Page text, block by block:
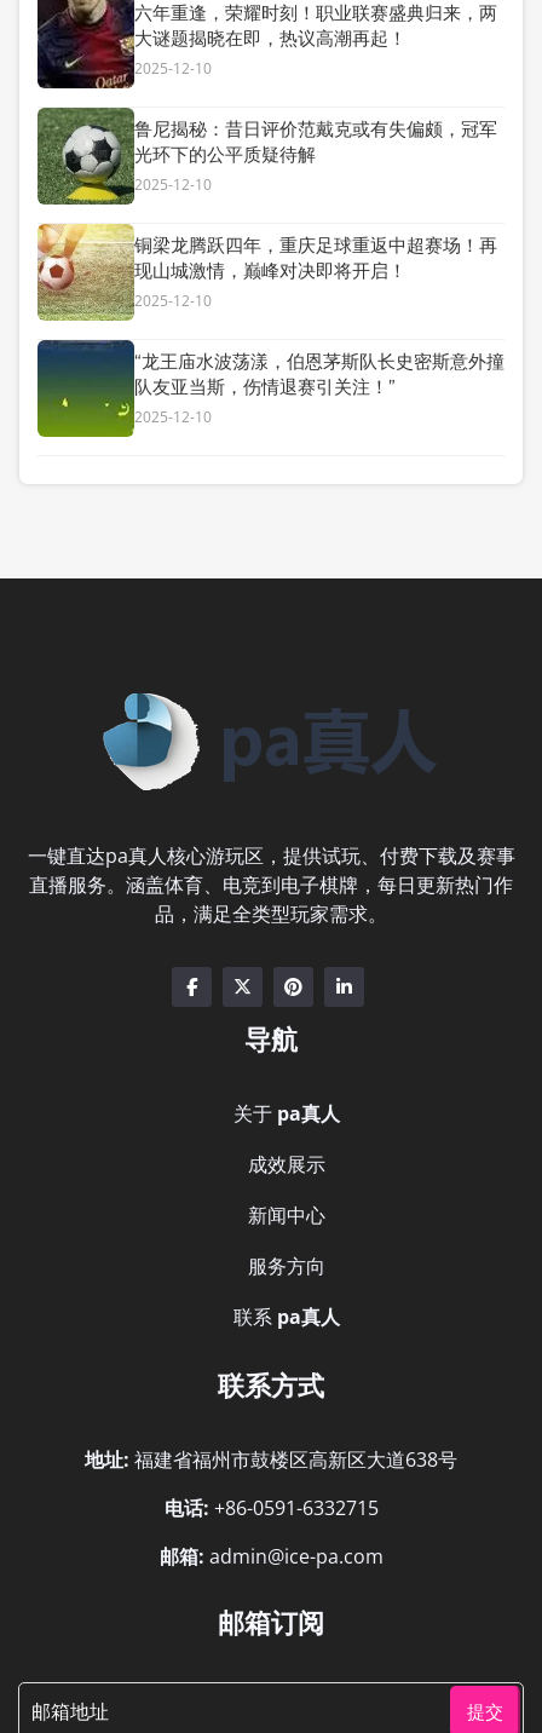
六年重逢，荣耀时刻！职业联赛盛典归来，两
大谜题揭晓在即，热议高潮再起！
2025-12-10
鲁尼揭秘：昔日评价范戴克或有失偏颇，冠军
光环下的公平质疑待解
2025-12-10
铜梁龙腾跃四年，重庆足球重返中超赛场！再
现山城激情，巅峰对决即将开启！
2025-12-10
“龙王庙水波荡漾，伯恩茅斯队长史密斯意外撞
队友亚当斯，伤情退赛引关注！”
2025-12-10
一键直达pa真人核心游玩区，提供试玩、付费下载及赛事
直播服务。涵盖体育、电竞到电子棋牌，每日更新热门作
品，满足全类型玩家需求。
导航
关于 pa真人
成效展示
新闻中心
服务方向
联系 pa真人
联系方式
地址: 福建省福州市鼓楼区高新区大道638号
电话: +86-0591-6332715
邮箱: admin@ice-pa.com
邮箱订阅
提交